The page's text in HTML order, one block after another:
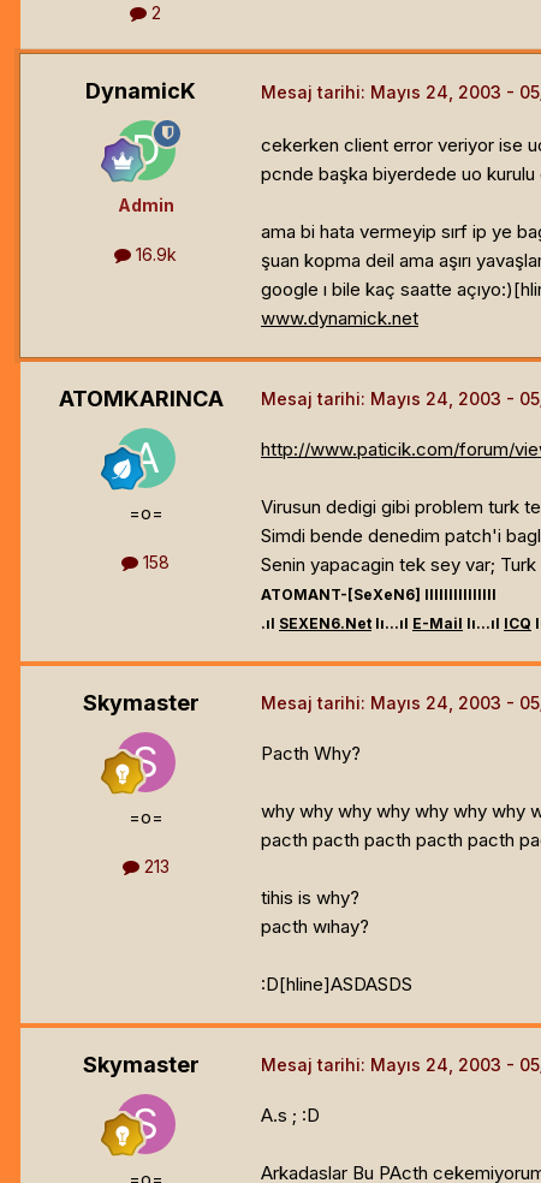
2
DynamicK
Admin
16.9k
Mesaj tarihi: Mayıs 24, 2003
cekerken client error veriyor ise
pcnde başka biyerdede uo kurulu
ama bi hata vermeyip sırf ip ye
şuan kopma deil ama aşırı
google ı bile kaç saatte
www.dynamick.net
ATOMKARINCA
=o=
158
Mesaj tarihi: Mayıs 24, 2003
http://www.paticik.com/forum/
Virusun dedigi gibi problem turk
Simdi bende denedim patch'i
Senin yapacagin tek sey var;
ATOMANT-[SeXeN6] lllllllllllllll
.ıl SEXEN6.Net lı...ıl E-Mail lı...ıl ICQ
Skymaster
=o=
213
Mesaj tarihi: Mayıs 24, 2003
Pacth Why?
why why why why why why why
pacth pacth pacth pacth pacth
tihis is why?
pacth wıhay?
:D[hline]ASDASDS
Skymaster
=o=
Mesaj tarihi: Mayıs 24, 2003
A.s ; :D
Arkadaslar Bu PActh